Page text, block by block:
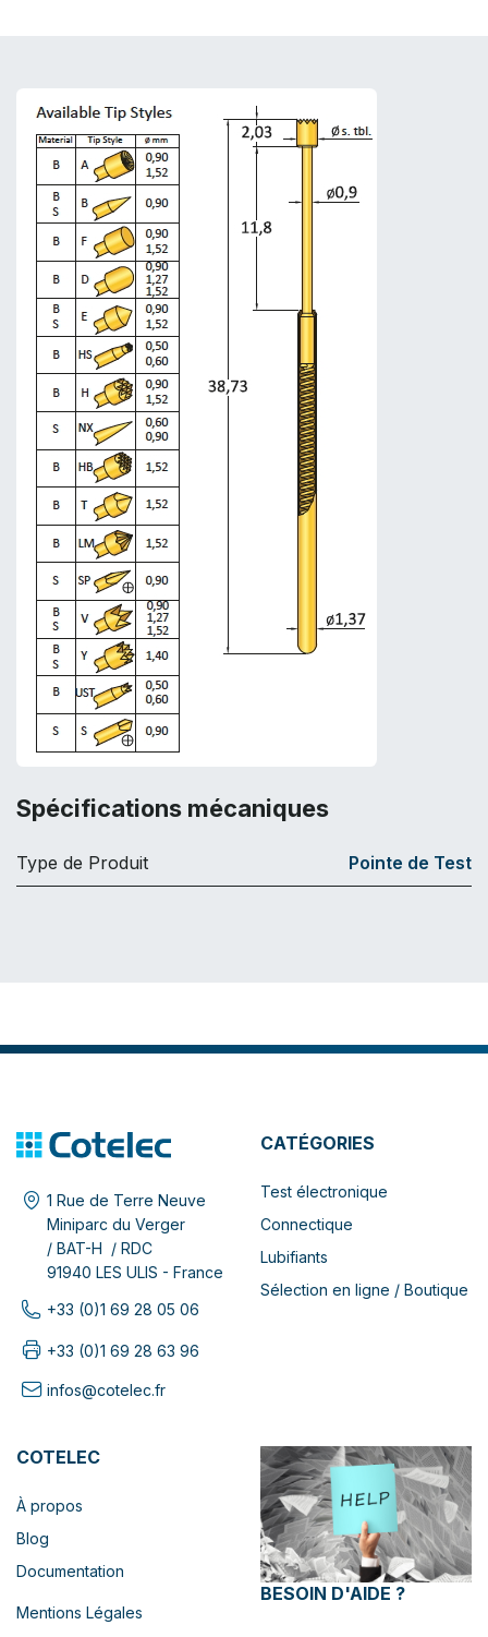
Spécifications mécaniques
Type de Produit Pointe de Test
1 Rue de Terre Neuve
Miniparc du Verger
/ BAT-H / RDC
91940 LES ULIS - France
+33 (0)1 69 28 05 06
+33 (0)1 69 28 63 96
infos@cotelec.fr
CATÉGORIES
Test électronique
Connectique
Lubifiants
Sélection en ligne / Boutique
COTELEC
À propos
Blog
Documentation
Mentions Légales
BESOIN D'AIDE ?